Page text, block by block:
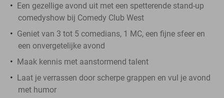
Een gezellige avond uit met een spetterende stand-up
comedyshow bij Comedy Club West
Geniet van 3 tot 5 comedians, 1 MC, een fijne sfeer en
een onvergetelijke avond
Maak kennis met aanstormend talent
Laat je verrassen door scherpe grappen en vul je avond
met humor